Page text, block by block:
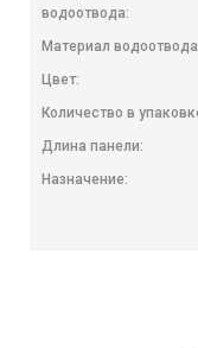
водоотвода:
Материал
Цвет:
Количество в
Длина панели:
Назначение: